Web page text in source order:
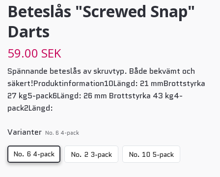
Beteslås "Screwed Snap"
Darts
59.00 SEK
Spännande beteslås av skruvtyp. Både bekvämt och
säkert!Produktinformation10Längd: 21 mmBrottstyrka
27 kg5-pack6Längd: 26 mm Brottstyrka 43 kg4-
pack2Längd:
Varianter No. 6 4-pack
No. 6 4-pack No. 2 3-pack No. 10 5-pack